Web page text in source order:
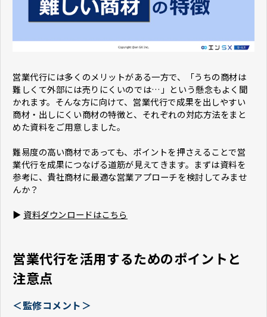
営業代行には多くのメリットがある一方で、「うちの商材は
難しくて外部には売りにくいのでは…」という懸念もよく聞
かれます。そんな方に向けて、営業代行で成果を出しやすい
商材・出しにくい商材の特徴と、それぞれの対応方法をまと
めた資料をご用意しました。
難易度の高い商材であっても、ポイントを押さえることで営
業代行を成果につなげる道筋が見えてきます。まずは資料を
参考に、貴社商材に最適な営業アプローチを検討してみませ
んか？
▶ 資料ダウンロードはこちら
営業代行を活用するためのポイントと
注意点
＜監修コメント＞